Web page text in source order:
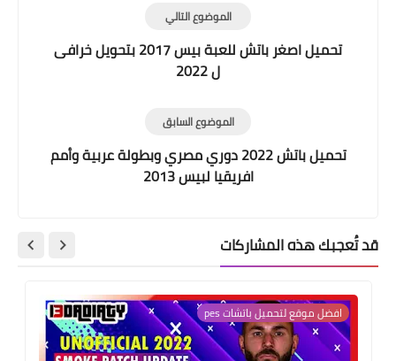
الموضوع التالي
تحميل اصغر باتش للعبة بيس 2017 بتحويل خرافى
ل 2022
الموضوع السابق
تحميل باتش 2022 دوري مصري وبطولة عربية وأمم
افريقيا لبيس 2013
قد تُعجبك هذه المشاركات
افضل موقع لتحميل باتشات pes